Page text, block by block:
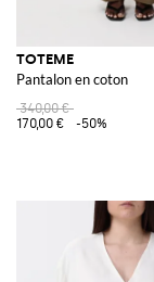
TOTEME
Pantalon en coton
340,00 €
170,00 €
-50%